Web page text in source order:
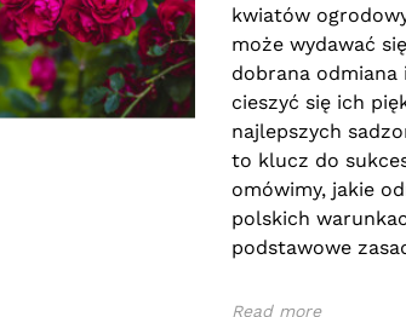
kwiatów
może wydawać
dobrana odmiana
cieszyć się ich
najlepszych
to klucz do
omówimy, jakie
polskich
podstawowe
Read more